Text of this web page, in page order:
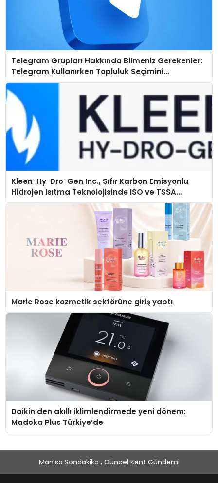
Telegram Grupları Hakkında Bilmeniz Gerekenler:
Telegram Kullanırken Topluluk Seçimini
Kolaylaştırın
Kleen-Hy-Dro-Gen Inc., Sıfır Karbon Emisyonlu
Hidrojen Isıtma Teknolojisinde ISO ve TSSA
Düzenleyici Onaylarını Aldı
Marie Rose kozmetik sektörüne giriş yaptı
Daikin’den akıllı iklimlendirmede yeni dönem:
Madoka Plus Türkiye’de
Manisa Sondakika , Güncel Kent Gündemi